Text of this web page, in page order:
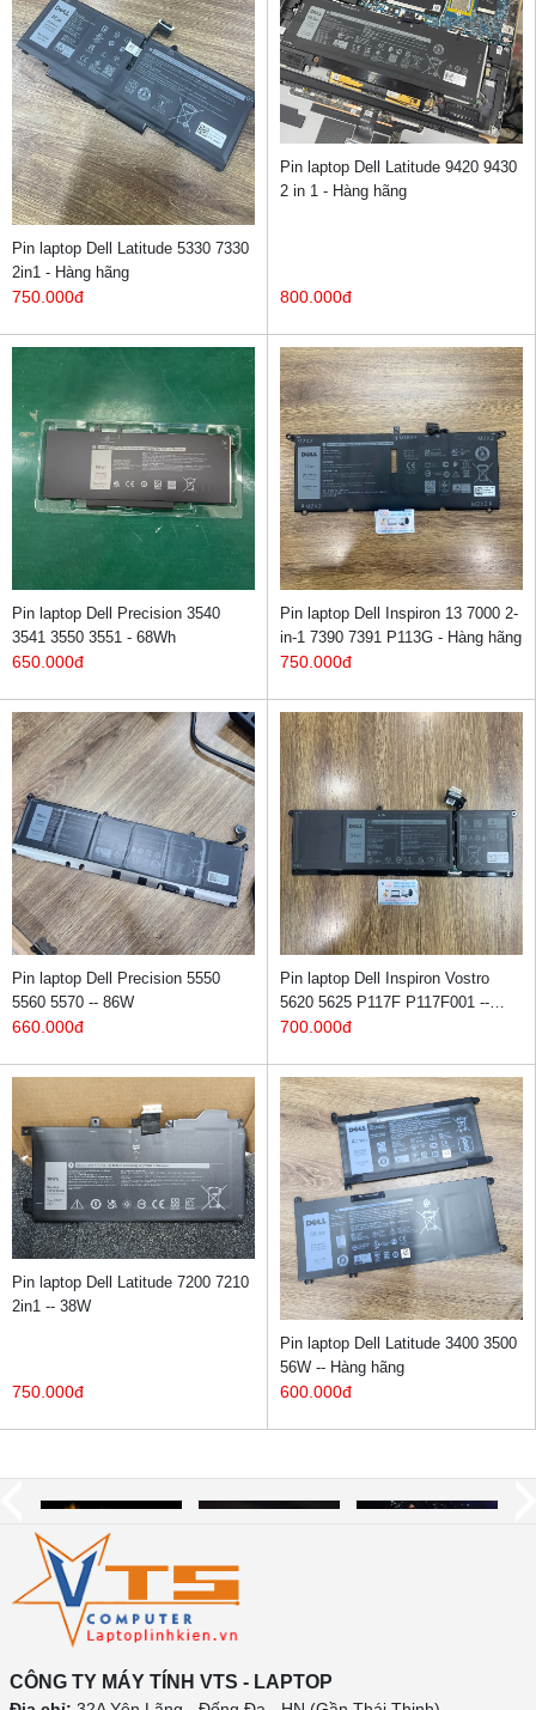
Pin laptop Dell Latitude 5330 7330
2in1 - Hàng hãng
750.000đ
Pin laptop Dell Latitude 9420 9430
2 in 1 - Hàng hãng
800.000đ
Pin laptop Dell Precision 3540
3541 3550 3551 - 68Wh
650.000đ
Pin laptop Dell Inspiron 13 7000 2-
in-1 7390 7391 P113G - Hàng hãng
750.000đ
Pin laptop Dell Precision 5550
5560 5570 -- 86W
660.000đ
Pin laptop Dell Inspiron Vostro
5620 5625 P117F P117F001 --
Hàng hãng
700.000đ
Pin laptop Dell Latitude 7200 7210
2in1 -- 38W
750.000đ
Pin laptop Dell Latitude 3400 3500
56W -- Hàng hãng
600.000đ
CÔNG TY MÁY TÍNH VTS - LAPTOP